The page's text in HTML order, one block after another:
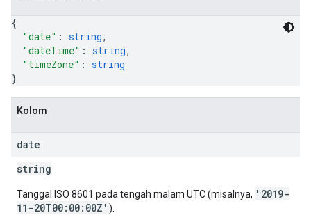
{
"date" : string,
"dateTime" : string,
"timeZone" : string
}
Kolom
date
string
Tanggal ISO 8601 pada tengah malam UTC (misalnya, '2019-
11-20T00:00:00Z' ).